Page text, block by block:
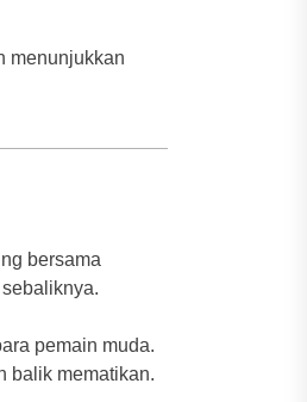
menunjukkan
bersama
pemain muda.
balik mematikan.